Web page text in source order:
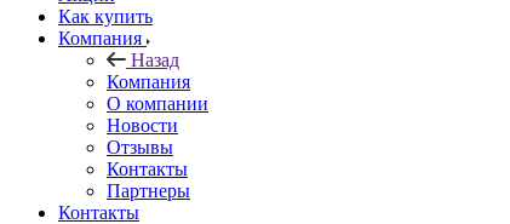
Как купить
Компания
Назад
Компания
О компании
Новости
Отзывы
Контакты
Партнеры
Контакты